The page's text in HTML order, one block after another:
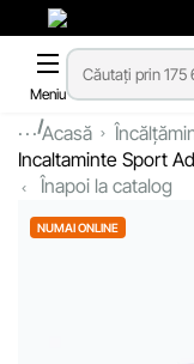
Meniu
...Acasă
Incaltaminte Sport
Înapoi la catalog
NUMAI ONLINE